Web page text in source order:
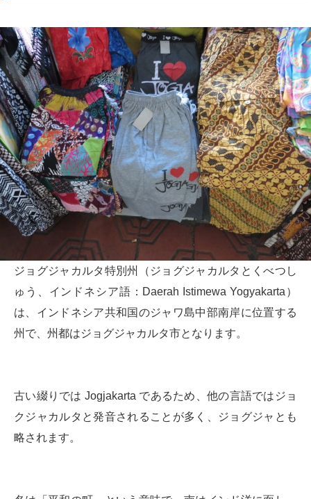
ジョグジャカルタ特別州（ジョグジャカルタとくべつし
ゅう、インドネシア語：Daerah Istimewa Yogyakarta）
は、インドネシア共和国のジャワ島中部南岸に位置する
州で、州都はジョグジャカルタ市となります。
古い綴りでは Jogjakarta であるため、他の言語ではジョ
クジャカルタと発音されることが多く、ジョグジャとも
略されます。